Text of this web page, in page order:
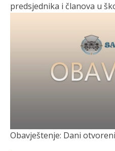
predsjednika i članova u
Obavještenje: Dani